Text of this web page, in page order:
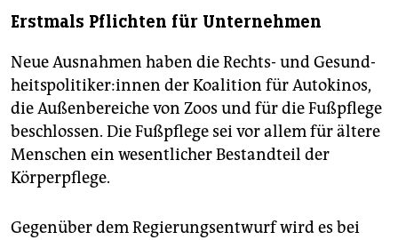
Erstmals Pflichten für Unternehmen
Neue Ausnahmen haben die Rechts- und Ge­sund­
heits­po­li­ti­ke­r:in­nen der Koalition für Autokinos,
die Außenbereiche von Zoos und für die Fußpflege
beschlossen. Die Fußpflege sei vor allem für ältere
Menschen ein wesentlicher Bestandteil der
Körperpflege.
Gegenüber dem Regierungsentwurf wird es bei